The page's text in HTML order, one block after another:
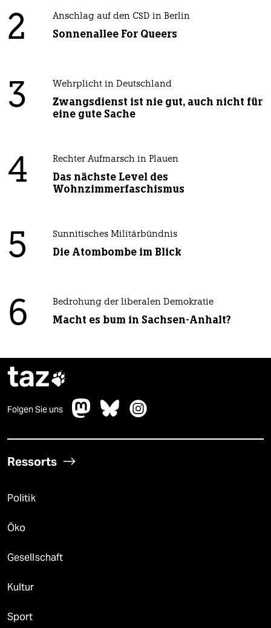
2 Anschlag auf den CSD in Berlin
Sonnenallee For Queers
3 Wehrplicht in Deutschland
Zwangsdienst ist nie gut, auch nicht für
eine gute Sache
4 Rechter Aufmarsch in Plauen
Das nächste Level des
Wohnzimmerfaschismus
5 Sunnitisches Militärbündnis
Die Atombombe im Blick
6 Bedrohung der liberalen Demokratie
Macht es bum in Sachsen-Anhalt?
taz
Folgen Sie uns
Ressorts
Politik
Öko
Gesellschaft
Kultur
Sport